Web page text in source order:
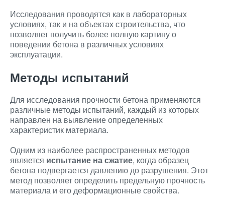
Исследования проводятся как в лабораторных
условиях, так и на объектах строительства, что
позволяет получить более полную картину о
поведении бетона в различных условиях
эксплуатации.
Методы испытаний
Для исследования прочности бетона применяются
различные методы испытаний, каждый из которых
направлен на выявление определенных
характеристик материала.
Одним из наиболее распространенных методов
является испытание на сжатие, когда образец
бетона подвергается давлению до разрушения. Этот
метод позволяет определить предельную прочность
материала и его деформационные свойства.